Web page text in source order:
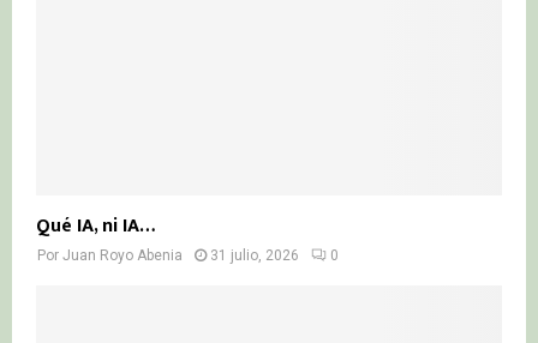
Qué IA, ni IA…
Por Juan Royo Abenia 31 julio, 2026 0